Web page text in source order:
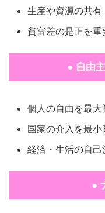
生産や資源の共
貧富差の是正を重
● 自由
個人の自由を最大
国家の介入を最小
経済・生活の自己
●